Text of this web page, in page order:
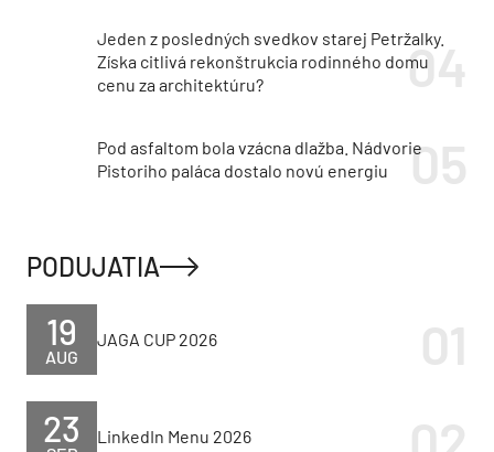
Jeden z posledných svedkov starej Petržalky.
Získa citlivá rekonštrukcia rodinného domu
cenu za architektúru?
Pod asfaltom bola vzácna dlažba. Nádvorie
Pistoriho paláca dostalo novú energiu
PODUJATIA
AUG
19 JAGA CUP 2026
23 LinkedIn Menu 2026